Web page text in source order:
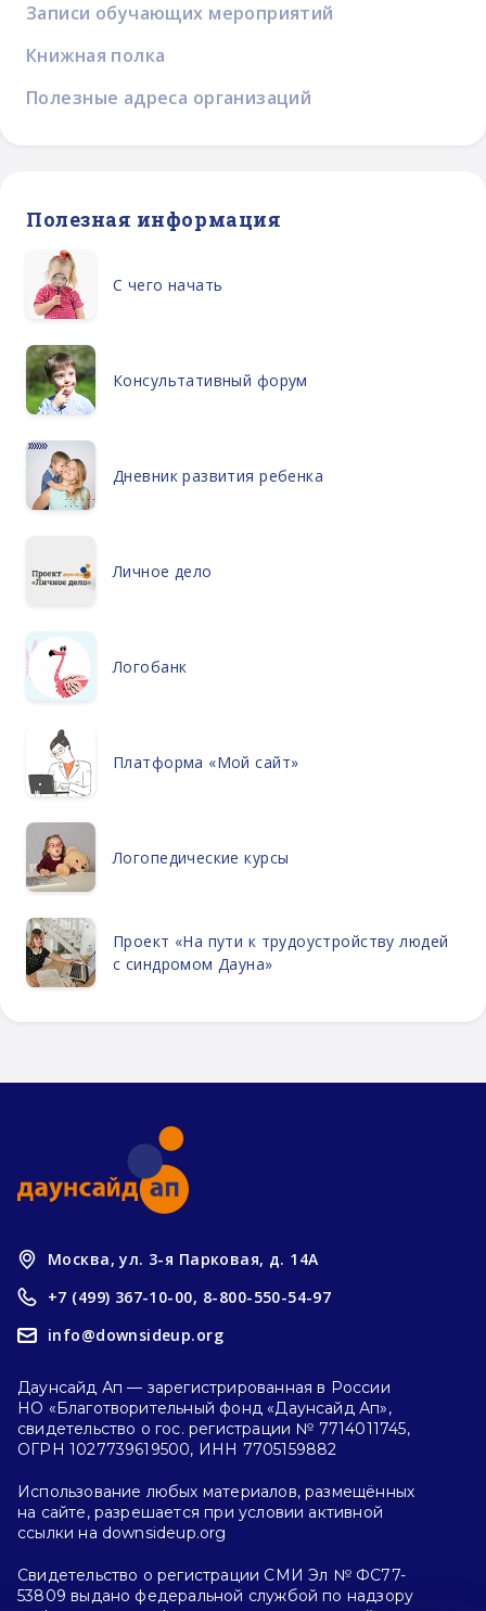
Записи обучающих мероприятий
Книжная полка
Полезные адреса организаций
Полезная информация
С чего начать
Консультативный форум
Дневник развития ребенка
Личное дело
Логобанк
Платформа «Мой сайт»
Логопедические курсы
Проект «На пути к трудоустройству людей
с синдромом Дауна»
Москва, ул. 3-я Парковая, д. 14А
+7 (499) 367-10-00, 8-800-550-54-97
info@downsideup.org
Даунсайд Ап — зарегистрированная в России
НО «Благотворительный фонд «Даунсайд Ап»,
свидетельство о гос. регистрации № 7714011745,
ОГРН 1027739619500, ИНН 7705159882
Использование любых материалов, размещённых
на сайте, разрешается при условии активной
ссылки на downsideup.org
Свидетельство о регистрации СМИ Эл № ФС77-
53809 выдано федеральной службой по надзору